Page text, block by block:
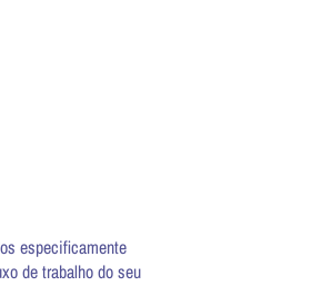
especificamente
de trabalho do seu